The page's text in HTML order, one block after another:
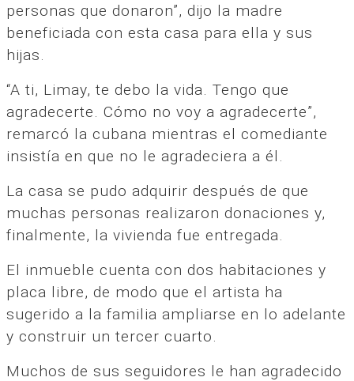
personas que donaron”, dijo la madre
beneficiada con esta casa para ella y sus
hijas.
“A ti, Limay, te debo la vida. Tengo que
agradecerte. Cómo no voy a agradecerte”,
remarcó la cubana mientras el comediante
insistía en que no le agradeciera a él.
La casa se pudo adquirir después de que
muchas personas realizaron donaciones y,
finalmente, la vivienda fue entregada.
El inmueble cuenta con dos habitaciones y
placa libre, de modo que el artista ha
sugerido a la familia ampliarse en lo adelante
y construir un tercer cuarto.
Muchos de sus seguidores le han agradecido